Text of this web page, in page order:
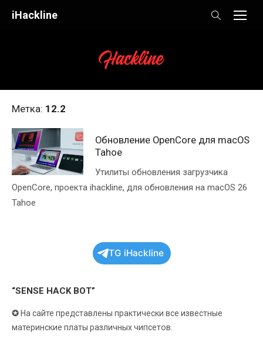
iHackline
Метка: 12.2
Обновление OpenCore для macOS
Tahoe
Утилиты обновления загрузчика
OpenCore, проекта ihackline, для обновления на macOS 26
Tahoe
TG iHackline
“SENSE HACK BOT”
✪ На сайте представлены практически все известные
материнские платы различных чипсетов.